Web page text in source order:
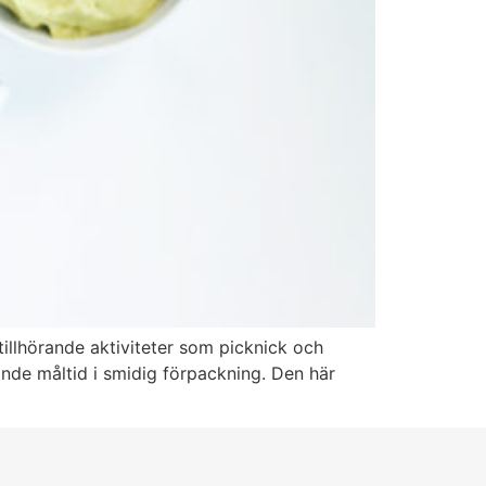
aktiviteter som picknick och
måltid i smidig förpackning. Den här